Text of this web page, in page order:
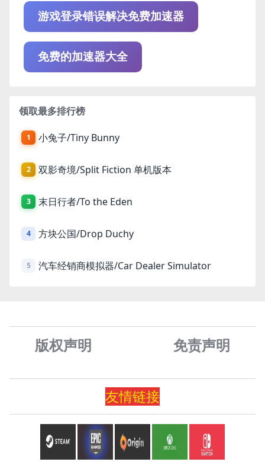
游戏登录错误解决免费加速器
免费的加速器大全
领取最多排行榜
1 小兔子/Tiny Bunny
2 双影奇境/Split Fiction 单机版本
3 末日行者/To the Eden
4 方块公国/Drop Duchy
5 汽车经销商模拟器/Car Dealer Simulator
版权声明 免责声明
友情链接